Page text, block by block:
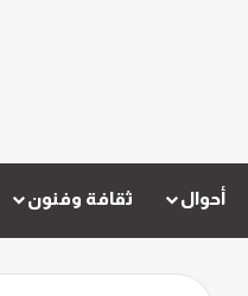
أحوال ثقافة وفنون